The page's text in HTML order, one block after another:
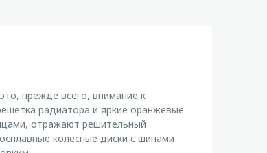
прежде всего, внимание к
радиатора и яркие оранжевые
отражают решительный
колесные диски с шинами